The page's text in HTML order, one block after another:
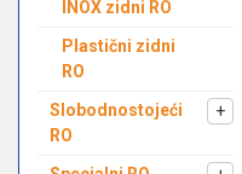
INOX zidni RO
Plastični zidni
RO
Slobodnostojeći
RO
+